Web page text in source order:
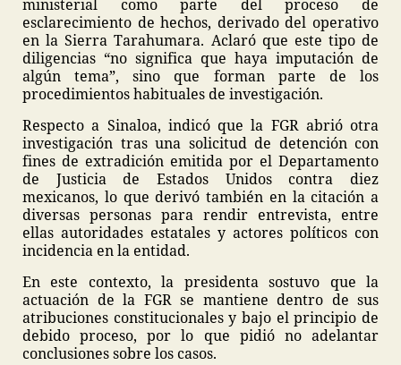
ministerial como parte del proceso de
esclarecimiento de hechos, derivado del operativo
en la Sierra Tarahumara. Aclaró que este tipo de
diligencias “no significa que haya imputación de
algún tema”, sino que forman parte de los
procedimientos habituales de investigación.
Respecto a Sinaloa, indicó que la FGR abrió otra
investigación tras una solicitud de detención con
fines de extradición emitida por el Departamento
de Justicia de Estados Unidos contra diez
mexicanos, lo que derivó también en la citación a
diversas personas para rendir entrevista, entre
ellas autoridades estatales y actores políticos con
incidencia en la entidad.
En este contexto, la presidenta sostuvo que la
actuación de la FGR se mantiene dentro de sus
atribuciones constitucionales y bajo el principio de
debido proceso, por lo que pidió no adelantar
conclusiones sobre los casos.